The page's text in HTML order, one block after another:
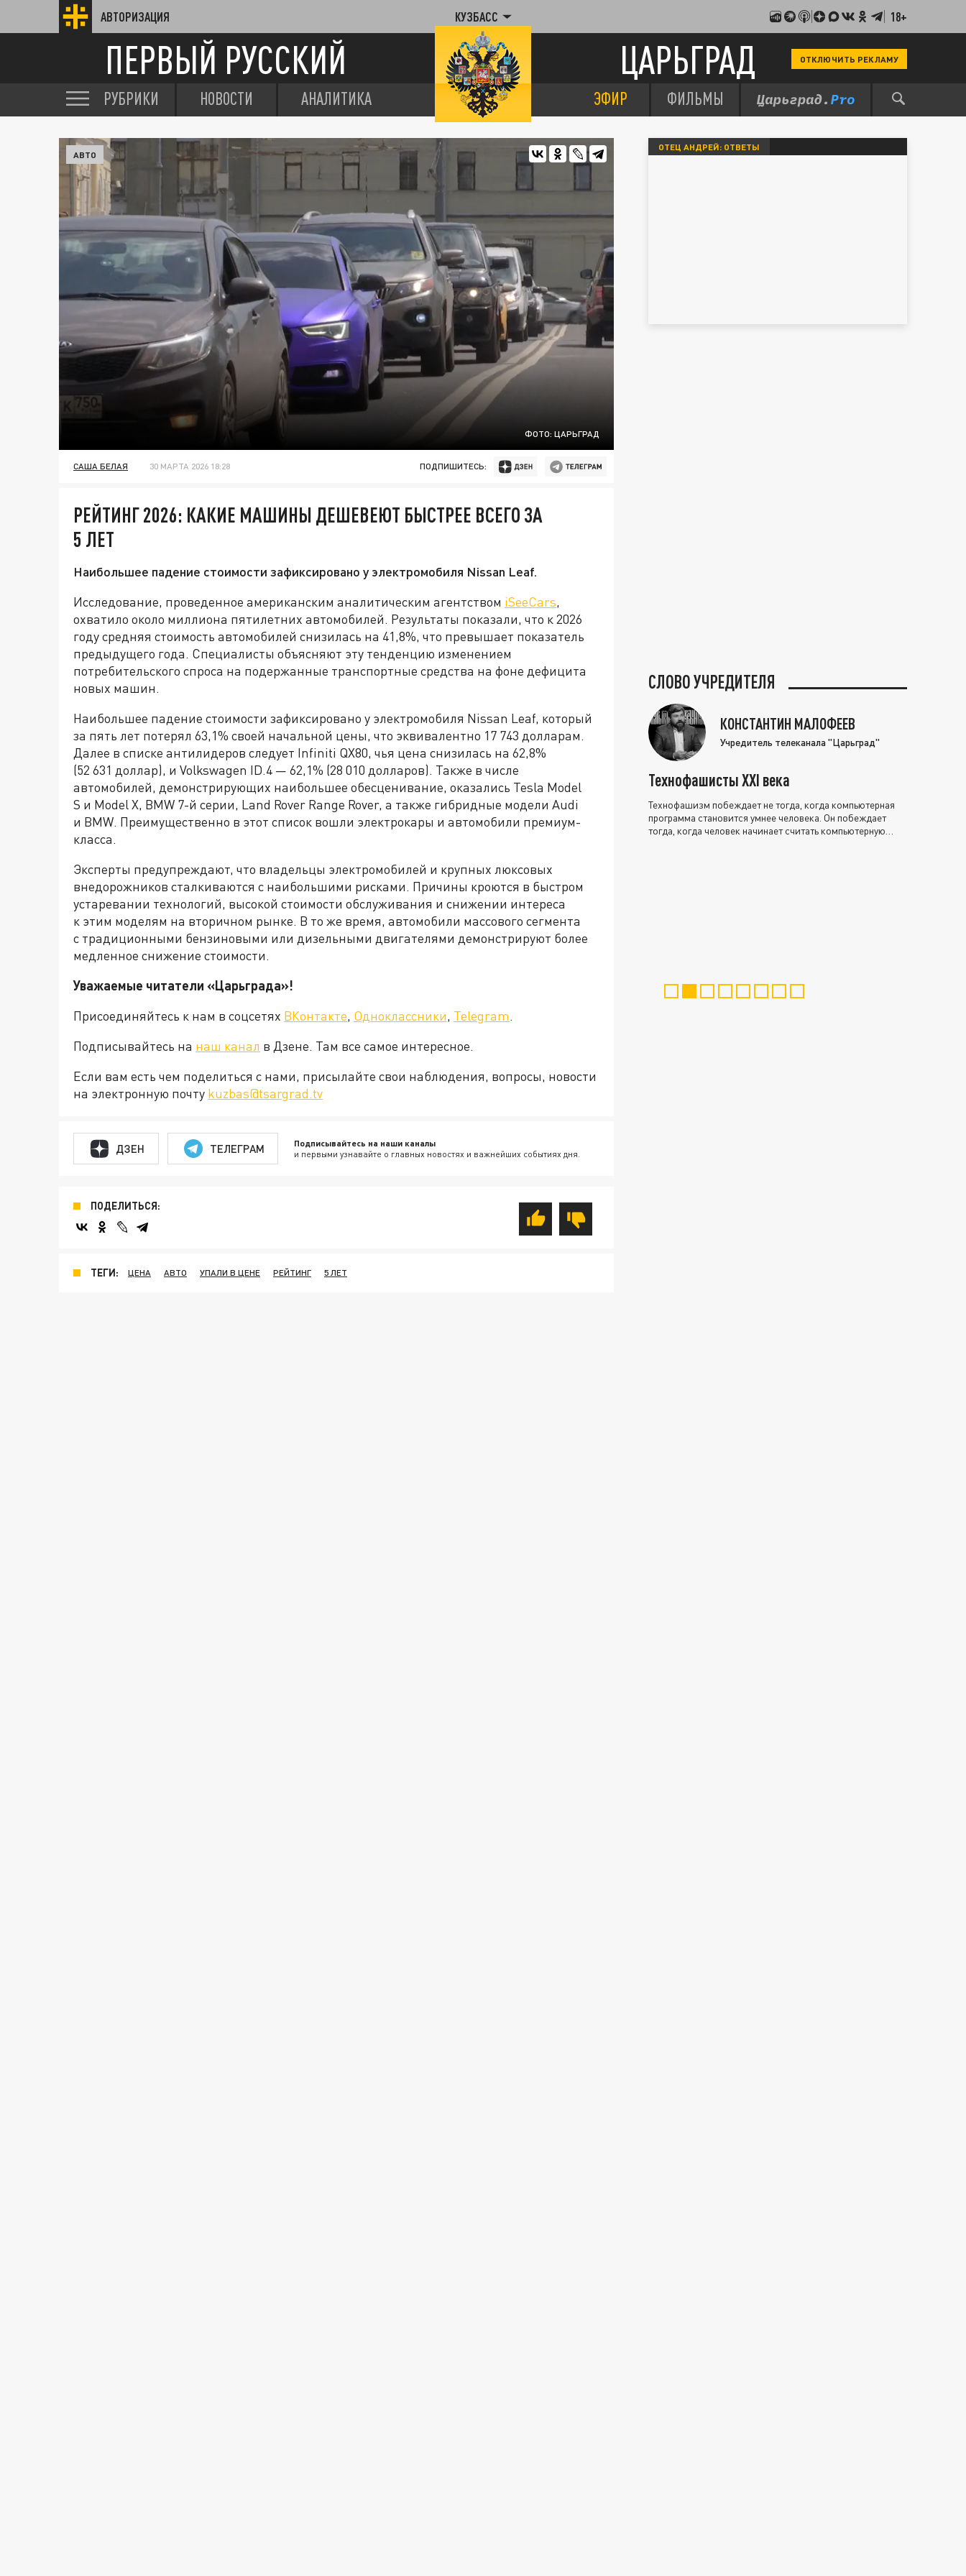
АВТОРИЗАЦИЯ КУЗБАСС 18+
ПЕРВЫЙ РУССКИЙ ЦАРЬГРАД ОТКЛЮЧИТЬ РЕКЛАМУ
РУБРИКИ НОВОСТИ АНАЛИТИКА ЭФИР ФИЛЬМЫ
ФОТО: ЦАРЬГРАД
АВТО
САША БЕЛАЯ 30 МАРТА 2026 18:28 ПОДПИШИТЕСЬ:
РЕЙТИНГ 2026: КАКИЕ МАШИНЫ ДЕШЕВЕЮТ БЫСТРЕЕ ВСЕГО ЗА
5 ЛЕТ
Наибольшее падение стоимости зафиксировано у электромобиля Nissan Leaf.
Исследование, проведенное американским аналитическим агентством iSeeCars,
охватило около миллиона пятилетних автомобилей. Результаты показали, что к 2026
году средняя стоимость автомобилей снизилась на 41,8%, что превышает показатель
предыдущего года. Специалисты объясняют эту тенденцию изменением
потребительского спроса на подержанные транспортные средства на фоне дефицита
новых машин.
Наибольшее падение стоимости зафиксировано у электромобиля Nissan Leaf, который
за пять лет потерял 63,1% своей начальной цены, что эквивалентно 17 743 долларам.
Далее в списке антилидеров следует Infiniti QX80, чья цена снизилась на 62,8%
(52 631 доллар), и Volkswagen ID.4 — 62,1% (28 010 долларов). Также в числе
автомобилей, демонстрирующих наибольшее обесценивание, оказались Tesla Model
S и Model X, BMW 7-й серии, Land Rover Range Rover, а также гибридные модели Audi
и BMW. Преимущественно в этот список вошли электрокары и автомобили премиум-
класса.
Эксперты предупреждают, что владельцы электромобилей и крупных люксовых
внедорожников сталкиваются с наибольшими рисками. Причины кроются в быстром
устаревании технологий, высокой стоимости обслуживания и снижении интереса
к этим моделям на вторичном рынке. В то же время, автомобили массового сегмента
с традиционными бензиновыми или дизельными двигателями демонстрируют более
медленное снижение стоимости.
Уважаемые читатели «Царьграда»!
Присоединяйтесь к нам в соцсетях ВКонтакте, Одноклассники, Telegram.
Подписывайтесь на наш канал в Дзене. Там все самое интересное.
Если вам есть чем поделиться с нами, присылайте свои наблюдения, вопросы, новости
на электронную почту kuzbas@tsargrad.tv
ДЗЕН ТЕЛЕГРАМ Подписывайтесь на наши каналы
и первыми узнавайте о главных новостях и важнейших событиях дня.
ПОДЕЛИТЬСЯ:
ТЕГИ: ЦЕНА АВТО УПАЛИ В ЦЕНЕ РЕЙТИНГ 5 ЛЕТ
ОТЕЦ АНДРЕЙ: ОТВЕТЫ
СЛОВО УЧРЕДИТЕЛЯ
КОНСТАНТИН МАЛОФЕЕВ
Учредитель телеканала "Царьград"
Технофашисты XXI века
Технофашизм побеждает не тогда, когда компьютерная
программа становится умнее человека. Он побеждает
тогда, когда человек начинает считать компьютерную